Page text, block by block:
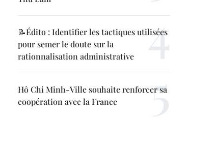
📝Édito : Identifier les tactiques utilisées
pour semer le doute sur la
rationnalisation administrative
Hô Chi Minh-Ville souhaite renforcer sa
coopération avec la France